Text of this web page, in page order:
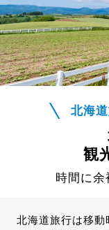
北海
観
時間に余
北海道旅行は移動